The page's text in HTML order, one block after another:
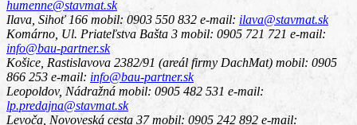
humenne@stavmat.sk
Ilava, Sihoť 166 mobil: 0903 550 832 e-mail: ilava@stavmat.sk
Komárno, Ul. Priateľstva Bašta 3 mobil: 0905 721 721 e-mail:
info@bau-partner.sk
Košice, Rastislavova 2382/91 (areál firmy DachMat) mobil: 0905
866 253 e-mail: info@bau-partner.sk
Leopoldov, Nádražná mobil: 0905 482 531 e-mail:
lp.predajna@stavmat.sk
Levoča, Novoveská cesta 37mobil: 0905 242 892 e-mail: